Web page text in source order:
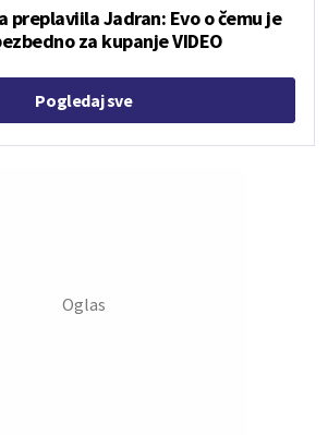
preplaviila Jadran: Evo o čemu je
za kupanje VIDEO
Pogledaj sve